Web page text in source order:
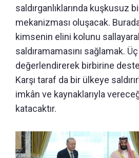
saldırganlıklarında kuşkusuz
mekanizması oluşacak.
kimsenin elini kolunu
saldıramamasını sağlamak.
değerlendirerek birbirine
Karşı taraf da bir ülkeye
imkân ve kaynaklarıyla
katacaktır.